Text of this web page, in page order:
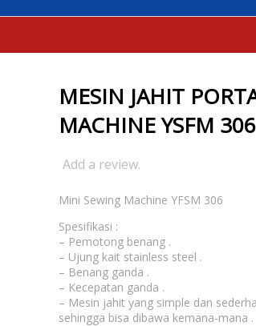
MESIN JAHIT
MACHINE YSFM 306
Add a review.
Mini Sewing Machine YFSM 306
Spesifikasi :
– Pemotong benang .
– Ujung kait stainless steel .
– Benang ganda .
– Kecepatan ganda .
– Mesin jahit yang simple dan
sehingga bisa dibawa kemana-mana .